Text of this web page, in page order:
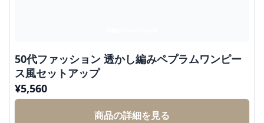
50代ファッション 透かし編みペプラムワンピー
ス風セットアップ
¥5,560
商品の詳細を見る